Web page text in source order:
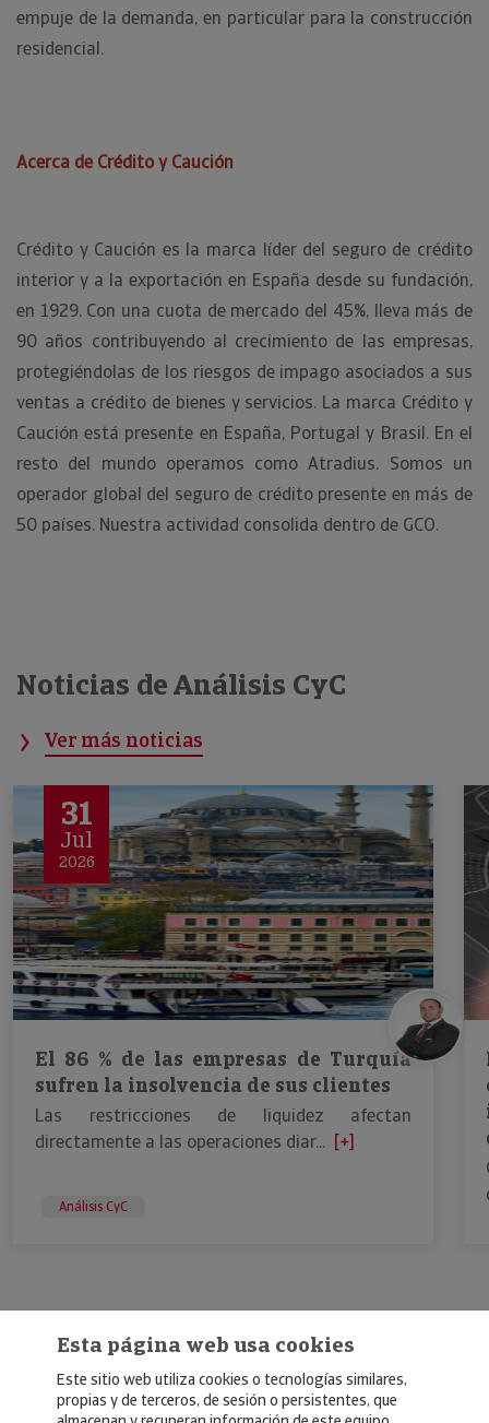
empuje de la demanda, en particular para la construcción
residencial.
Acerca de Crédito y Caución
Crédito y Caución es la marca líder del seguro de crédito
interior y a la exportación en España desde su fundación,
en 1929. Con una cuota de mercado del 45%, lleva más de
90 años contribuyendo al crecimiento de las empresas,
protegiéndolas de los riesgos de impago asociados a sus
ventas a crédito de bienes y servicios. La marca Crédito y
Caución está presente en España, Portugal y Brasil. En el
resto del mundo operamos como Atradius. Somos un
operador global del seguro de crédito presente en más de
50 países. Nuestra actividad consolida dentro de GCO.
Noticias de Análisis CyC
Ver más noticias
31
Jul
2026
El 86 % de las empresas de Turquía
sufren la insolvencia de sus clientes
Las restricciones de liquidez afectan
directamente a las operaciones diar... [+]
Análisis CyC
Esta página web usa cookies
Este sitio web utiliza cookies o tecnologías similares,
propias y de terceros, de sesión o persistentes, que